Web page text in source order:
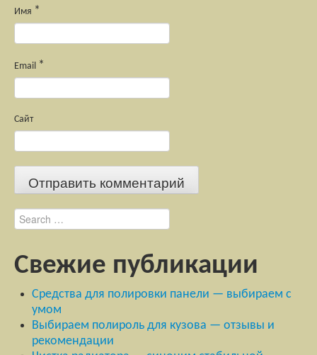
Имя *
Email *
Сайт
Search for:
Свежие публикации
Средства для полировки панели — выбираем с
умом
Выбираем полироль для кузова — отзывы и
рекомендации